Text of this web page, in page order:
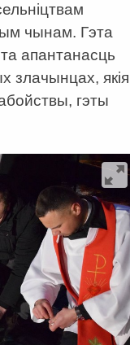
чынам. Гэта
апантанасць
злачынцах, якія
гэты